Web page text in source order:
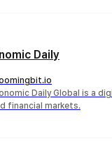
Daily
Daily Global is a
financial markets.